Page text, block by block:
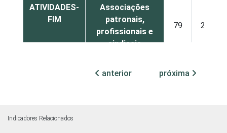
ATIVIDADES-
FIM
Associações
patronais,
profissionais e
sindicais
79 21
Cultura e
68
anterior próxima
Indicadores Relacionados